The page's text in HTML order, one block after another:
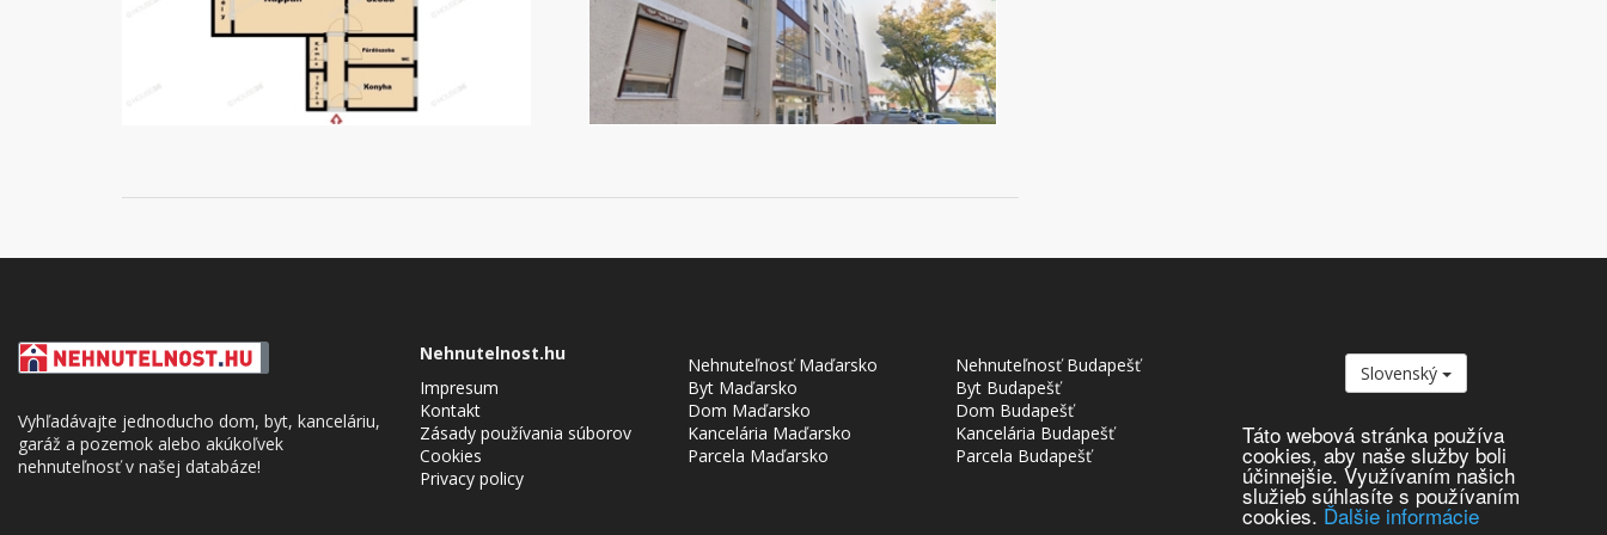
Táto webová stránka používa
cookies, aby naše služby boli
účinnejšie. Využívaním našich
služieb súhlasíte s používaním
cookies. Ďalšie informácie
Vyhľadávajte jednoducho dom, byt, kanceláriu,
garáž a pozemok alebo akúkoľvek
nehnuteľnosť v našej databáze!
Nehnutelnost.hu
Impresum
Kontakt
Zásady používania súborov
Cookies
Privacy policy
Nehnuteľnosť Maďarsko
Byt Maďarsko
Dom Maďarsko
Kancelária Maďarsko
Parcela Maďarsko
Nehnuteľnosť Budapešť
Byt Budapešť
Dom Budapešť
Kancelária Budapešť
Parcela Budapešť
Slovenský